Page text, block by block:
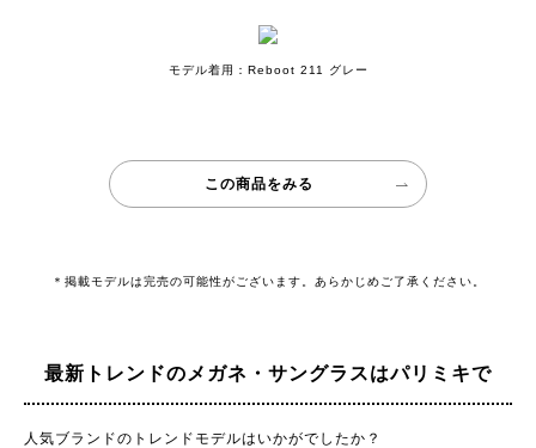
モデル着用：Reboot 211 グレー
この商品をみる
＊掲載モデルは完売の可能性がございます。あらかじめご了承ください。
最新トレンドの メガネ・サングラスはパリミキで
人気ブランドのトレンドモデルはいかがでしたか？